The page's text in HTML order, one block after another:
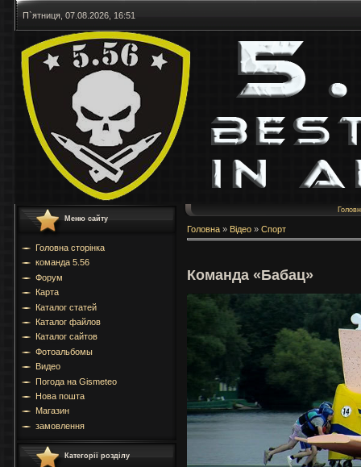
П`ятниця, 07.08.2026, 16:51
Меню сайту
Головна сторінка
команда 5.56
Форум
Карта
Каталог статей
Каталог файлов
Каталог сайтов
Фотоальбомы
Видео
Погода на Gismeteo
Нова пошта
Магазин
замовлення
Категорії розділу
Головна » Відео » Спорт
Команда «Бабац»